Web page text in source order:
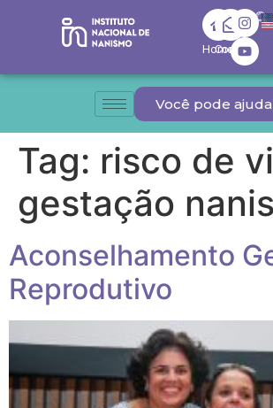
Home
Contato
Você pode
Tag: risco de
gestação
Aconselhamento
Reprodutivo